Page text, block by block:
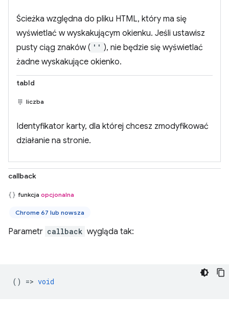
Ścieżka względna do pliku HTML, który ma się
wyświetlać w wyskakującym okienku. Jeśli ustawisz
pusty ciąg znaków ( '' ), nie będzie się wyświetlać
żadne wyskakujące okienko.
tabId
liczba
Identyfikator karty, dla której chcesz zmodyfikować
działanie na stronie.
callback
funkcja opcjonalna
Chrome 67 lub nowsza
Parametr callback wygląda tak:
() => void